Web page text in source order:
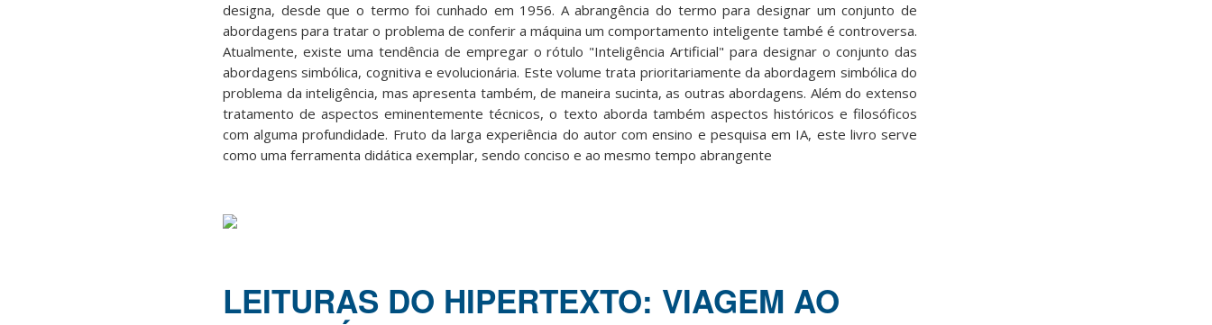
designa, desde que o termo foi cunhado em 1956. A abrangência do termo para designar um conjunto de
abordagens para tratar o problema de conferir a máquina um comportamento inteligente també é controversa.
Atualmente, existe uma tendência de empregar o rótulo "Inteligência Artificial" para designar o conjunto das
abordagens simbólica, cognitiva e evolucionária. Este volume trata prioritariamente da abordagem simbólica do
problema da inteligência, mas apresenta também, de maneira sucinta, as outras abordagens. Além do extenso
tratamento de aspectos eminentemente técnicos, o texto aborda também aspectos históricos e filosóficos
com alguma profundidade. Fruto da larga experiência do autor com ensino e pesquisa em IA, este livro serve
como uma ferramenta didática exemplar, sendo conciso e ao mesmo tempo abrangente
LEITURAS DO HIPERTEXTO: VIAGEM AO